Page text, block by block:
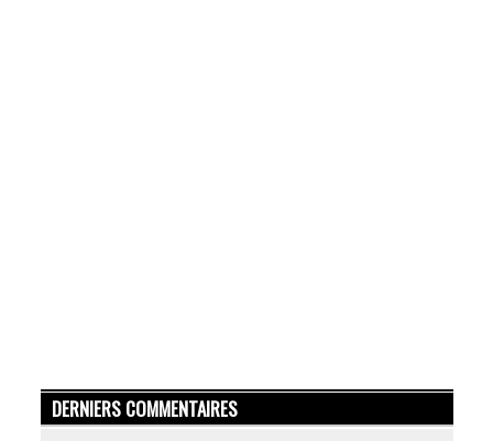
DERNIERS COMMENTAIRES